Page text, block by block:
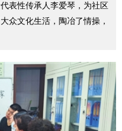
政务 教育
社区
表性传承人李爱琴，为社区
众文化生活，陶冶了情操，